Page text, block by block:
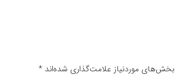
بخش‌های موردنیاز علامت‌گذاری شده‌اند *